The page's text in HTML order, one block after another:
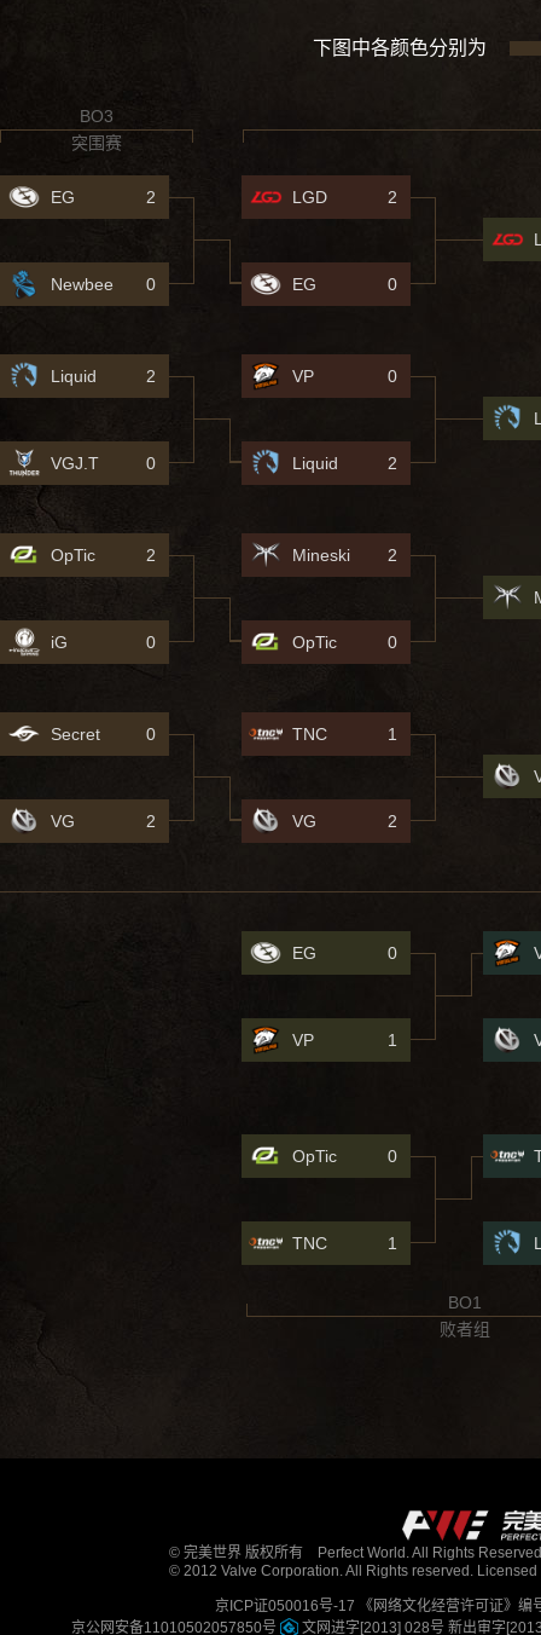
下图中各颜色分别为
BO3
突围赛
EG 2
Newbee 0
Liquid 2
VGJ.T 0
OpTic 2
iG 0
Secret 0
VG 2
LGD 2
EG 0
VP 0
Liquid 2
Mineski 2
OpTic 0
TNC 1
VG 2
EG 0
VP 1
OpTic 0
TNC 1
BO1
败者组
© 完美世界 版权所有 Perfect World. All Rights
© 2012 Valve Corporation. All Rights reserved.
京ICP证050016号-17
《网络文化经营许可证》
京公网安备11010502057850号
文网进字[2013] 028号 新出审字